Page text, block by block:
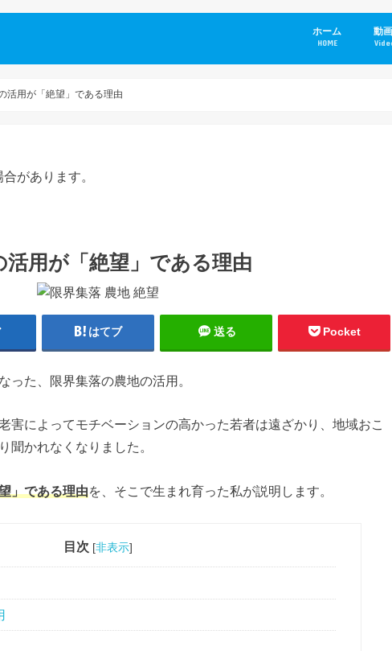
ホーム
HOME
動
活用が「絶望」である理由
があります。
用が「絶望」である理由
はてブ 送る Pocket
った、限界集落の農地の活用。
害によってモチベーションの高かった若者は遠ざかり、地域おこ
聞かれなくなりました。
」である理由を、そこで生まれ育った私が説明します。
目次 [非表示]